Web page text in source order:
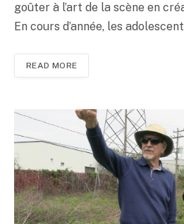
goûter à l’art de la scène en
En cours d’année, les
READ MORE